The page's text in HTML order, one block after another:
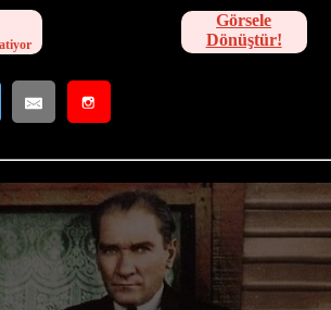
Görsele
Dönüştür!